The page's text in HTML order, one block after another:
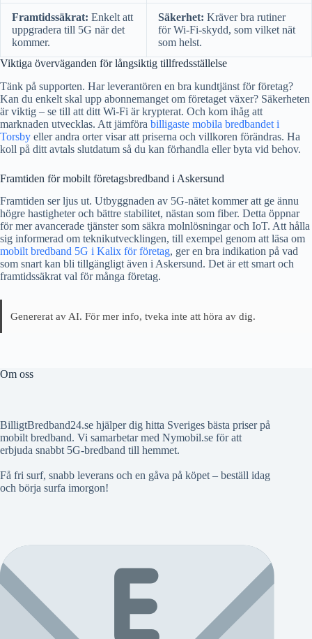
Framtidssäkrat: Enkelt att
uppgradera till 5G när det
kommer.
Säkerhet: Kräver bra rutiner
för Wi-Fi-skydd, som vilket nät
som helst.
Viktiga överväganden för långsiktig tillfredsställelse
Tänk på supporten. Har leverantören en bra kundtjänst för företag?
Kan du enkelt skal upp abonnemanget om företaget växer? Säkerheten
är viktig – se till att ditt Wi-Fi är krypterat. Och kom ihåg att
marknaden utvecklas. Att jämföra billigaste mobila bredbandet i
Torsby eller andra orter visar att priserna och villkoren förändras. Ha
koll på ditt avtals slutdatum så du kan förhandla eller byta vid behov.
Framtiden för mobilt företagsbredband i Askersund
Framtiden ser ljus ut. Utbyggnaden av 5G-nätet kommer att ge ännu
högre hastigheter och bättre stabilitet, nästan som fiber. Detta öppnar
för mer avancerade tjänster som säkra molnlösningar och IoT. Att hålla
sig informerad om teknikutvecklingen, till exempel genom att läsa om
mobilt bredband 5G i Kalix för företag, ger en bra indikation på vad
som snart kan bli tillgängligt även i Askersund. Det är ett smart och
framtidssäkrat val för många företag.
Genererat av AI. För mer info, tveka inte att höra av dig.
Om oss
BilligtBredband24.se hjälper dig hitta Sveriges bästa priser på
mobilt bredband. Vi samarbetar med Nymobil.se för att
erbjuda snabbt 5G-bredband till hemmet.
Få fri surf, snabb leverans och en gåva på köpet – beställ idag
och börja surfa imorgon!